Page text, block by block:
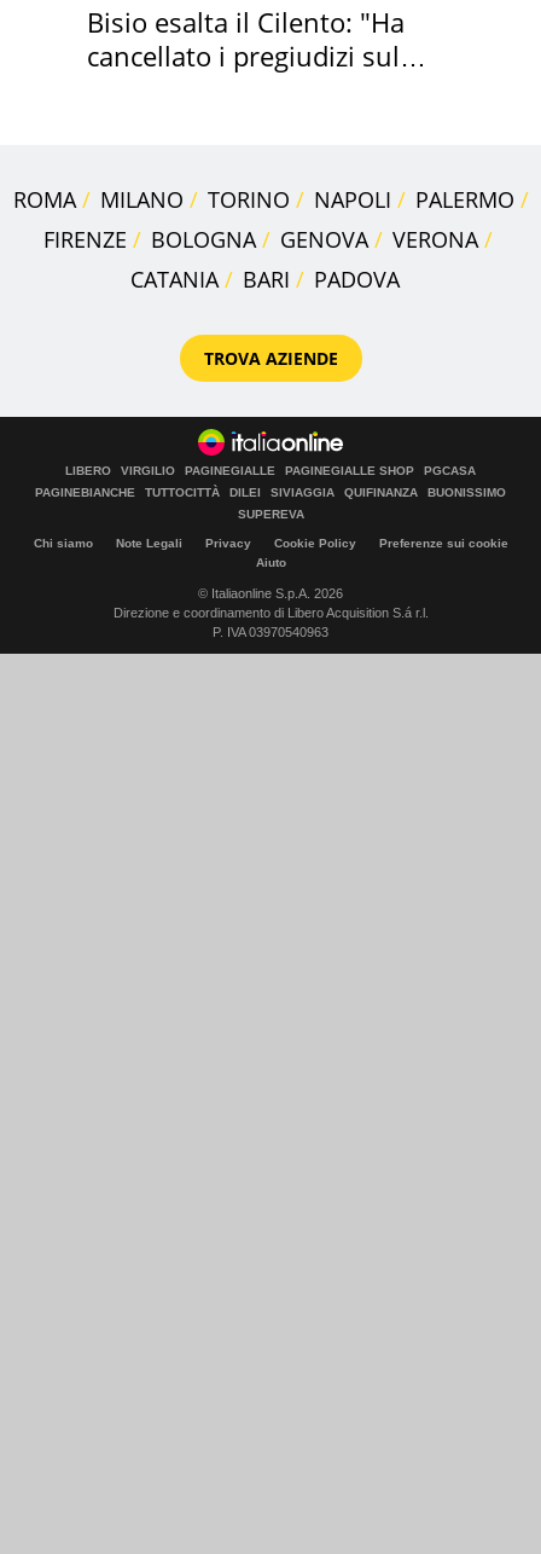
Bisio esalta il Cilento: "Ha
cancellato i pregiudizi sul
ROMA MILANO TORINO NAPOLI
PALERMO
FIRENZE
BOLOGNA GENOVA
VERONA
CATANIA
BARI PADOVA
TROVA AZIENDE
LIBERO VIRGILIO PAGINEGIALLE PAGINEGIALLE SHOP
PGCASA
PAGINEBIANCHE
TUTTOCITTÀ DILEI SIVIAGGIA QUIFINANZA
BUONISSIMO
SUPEREVA
Chi siamo Note Legali Privacy Cookie Policy
Preferenze sui cookie
Aiuto
© Italiaonline S.p.A. 2026
Direzione e coordinamento di Libero Acquisition S.á r.l.
P. IVA 03970540963